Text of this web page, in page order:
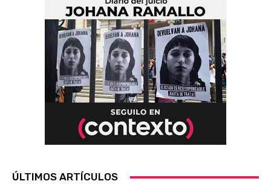
ÚLTIMOS ARTÍCULOS